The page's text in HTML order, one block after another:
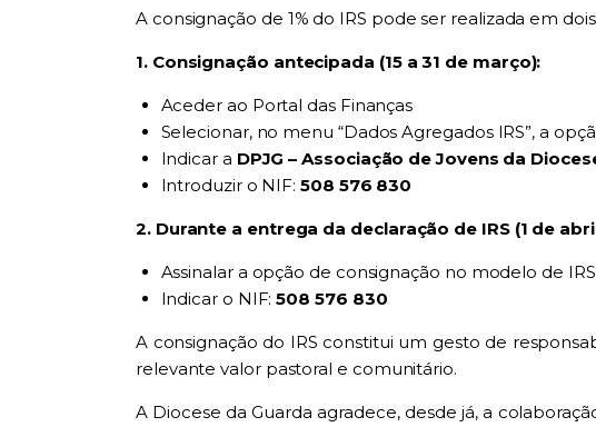
A consignação de 1% do IRS pode ser realizada em
1. Consignação antecipada (15 a 31 de março):
Aceder ao Portal das Finanças
Selecionar, no menu “Dados Agregados IRS”, a
Indicar a DPJG – Associação de Jovens da
Introduzir o NIF:508 576 830
2. Durante a entrega da declaração de IRS (1 de
Assinalar a opção de consignação no modelo de IRS
Indicar o NIF:508 576 830
A consignação do IRS constitui um gesto de
relevante valor pastoral e comunitário.
A Diocese da Guarda agradece, desde já, a